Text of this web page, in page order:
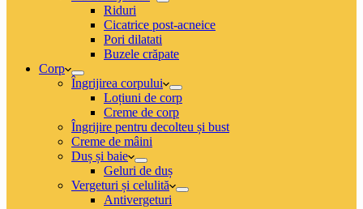
Riduri
Cicatrice post-acneice
Pori dilatati
Buzele crăpate
Corp
Îngrijirea corpului
Loțiuni de corp
Creme de corp
Îngrijire pentru decolteu și bust
Creme de mâini
Duș și baie
Geluri de duș
Vergeturi și celulită
Antivergeturi